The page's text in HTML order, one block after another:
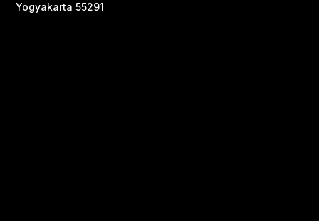
Yogyakarta 55291